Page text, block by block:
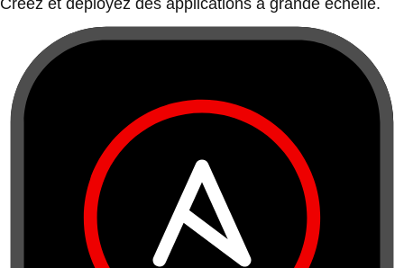
Créez et déployez des applications à grande échelle.